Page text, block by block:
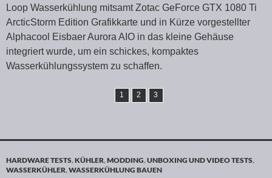
Loop Wasserkühlung mitsamt Zotac GeForce GTX 1080 Ti
ArcticStorm Edition Grafikkarte und in Kürze vorgestellter
Alphacool Eisbaer Aurora AIO in das kleine Gehäuse
integriert wurde, um ein schickes, kompaktes
Wasserkühlungssystem zu schaffen.
1 2 3
HARDWARE TESTS,KÜHLER,MODDING,UNBOXING UND VIDEO TESTS,
WASSERKÜHLER,WASSERKÜHLUNG BAUEN